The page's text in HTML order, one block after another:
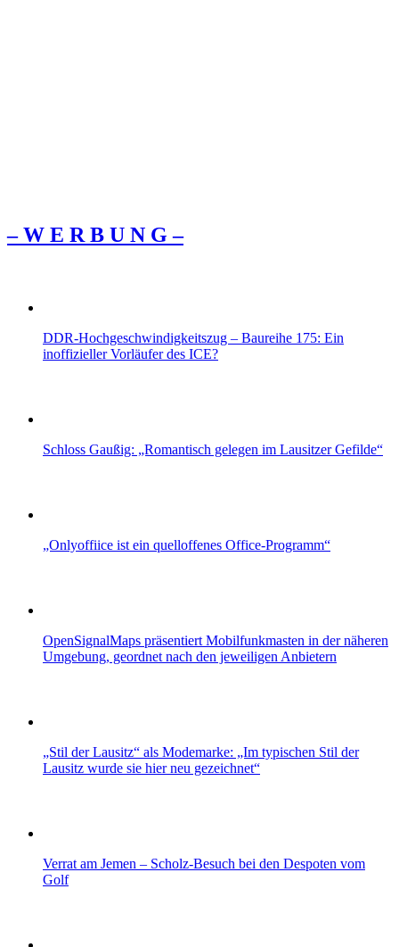
– W Ε R Β U Ν G –
DDR-Hochgeschwindigkeitszug – Baureihe 175: Ein
inoffizieller Vorläufer des ICE?
Schloss Gaußig: „Romantisch gelegen im Lausitzer Gefilde“
„Onlyoffiice ist ein quelloffenes Office-Programm“
OpenSignalMaps präsentiert Mobilfunkmasten in der näheren
Umgebung, geordnet nach den jeweiligen Anbietern
„Stil der Lausitz“ als Modemarke: „Im typischen Stil der
Lausitz wurde sie hier neu gezeichnet“
Verrat am Jemen – Scholz-Besuch bei den Despoten vom
Golf